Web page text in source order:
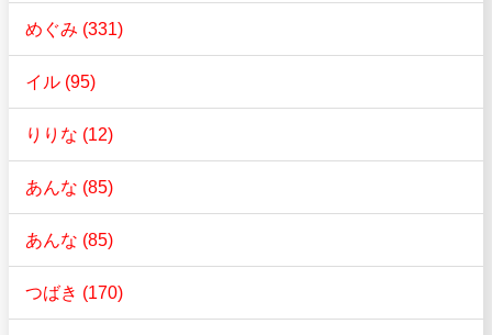
めぐみ (331)
イル (95)
りりな (12)
あんな (85)
あんな (85)
つばき (170)